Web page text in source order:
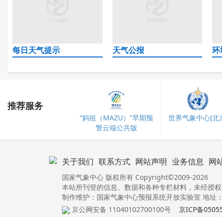
每日天气提示 天气公报
推荐服务
“妈祖（MAZU）”早期预
警云端公共版
世界气象中心(北
关于我们 联系方式 网站声明 业务信息 网
国家气象中心 版权所有 Copyright©2009-2026
本站所刊登的信息、数据和各种专栏材料，未经授
制作维护：国家气象中心预报系统开放实验室 地址
京公网安备 11040102700100号
京ICP备